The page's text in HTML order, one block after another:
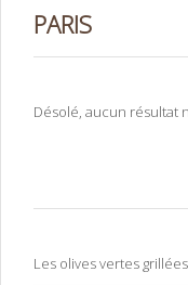
PARIS
Désolé, aucun résultat
Les olives vertes